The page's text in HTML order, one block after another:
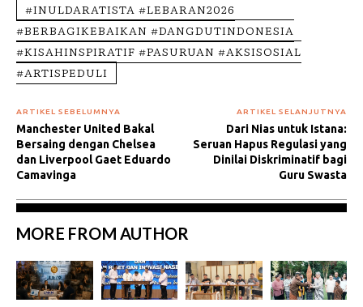
#INULDARATISTA #LEBARAN2026
#BERBAGIKEBAIKAN #DANGDUTINDONESIA
#KISAHINSPIRATIF #PASURUAN #AKSISOSIAL
#ARTISPEDULI
ARTIKEL SEBELUMNYA
Manchester United Bakal
Bersaing dengan Chelsea
dan Liverpool Gaet Eduardo
Camavinga
ARTIKEL SELANJUTNYA
Dari Nias untuk Istana:
Seruan Hapus Regulasi yang
Dinilai Diskriminatif bagi
Guru Swasta
MORE FROM AUTHOR